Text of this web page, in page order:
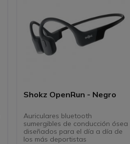
Shokz OpenRun - Negro
Auriculares bluetooth
sumergibles de conducción ósea
diseñados para el día a día de
los más deportistas